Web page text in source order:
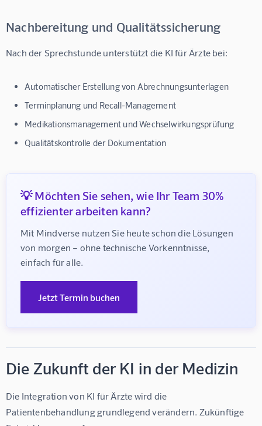
Nachbereitung und Qualitätssicherung
Nach der Sprechstunde unterstützt die KI für Ärzte bei:
Automatischer Erstellung von Abrechnungsunterlagen
Terminplanung und Recall-Management
Medikationsmanagement und Wechselwirkungsprüfung
Qualitätskontrolle der Dokumentation
💡 Möchten Sie sehen, wie Ihr Team 30%
effizienter arbeiten kann?
Mit Mindverse nutzen Sie heute schon die Lösungen
von morgen – ohne technische Vorkenntnisse,
einfach für alle.
Jetzt Termin buchen
Die Zukunft der KI in der Medizin
Die Integration von KI für Ärzte wird die
Patientenbehandlung grundlegend verändern. Zukünftige